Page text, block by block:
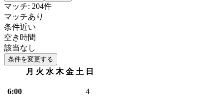
マッチ: 204件
マッチあり
条件近い
空き時間
該当なし
条件を変更する
月 火 水 木 金 土 日
6:00 4